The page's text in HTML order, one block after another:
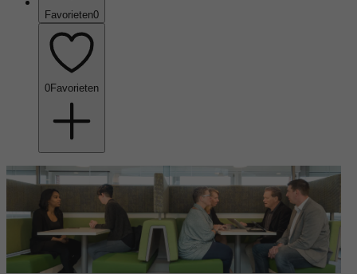
Favorieten0
0Favorieten